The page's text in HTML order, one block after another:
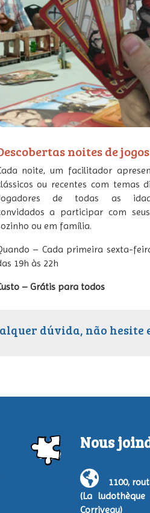
noites de jogos
noite, um facilitador
ou recentes com temas
de todas as
a participar com
ou em família.
– Cada primeira sexta-
19h às 22h
– Grátis para todos
dúvida, não hesite
Nous
1100,
(La
Corriveau)